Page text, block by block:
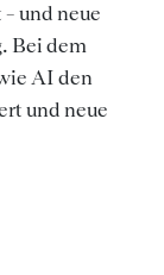
und neue
Bei dem
AI den
und neue